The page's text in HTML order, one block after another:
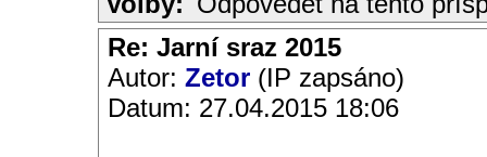
Re: Jarní sraz 2015
Autor: Zetor (IP zapsáno)
Datum: 27.04.2015 18:06